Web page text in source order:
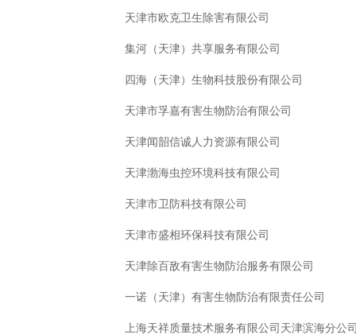
天津市欧克卫生除害有限公司
集河（天津）共享服务有限公司
四海（天津）生物科技股份有限公司
天津市孚嘉有害生物防治有限公司
天津闻韶信诚人力资源有限公司
天津渤海虫控环境科技有限公司
天津市卫防科技有限公司
天津市盛相环保科技有限公司
天津除百敌有害生物防治服务有限公司
一诺（天津）有害生物防治有限责任公司
上海天祥质量技术服务有限公司天津滨海分公